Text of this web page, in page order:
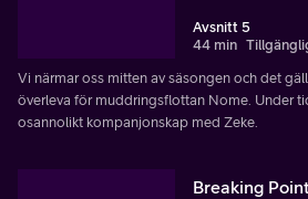
Avsnitt 5
44 min
Vi närmar oss mitten av säsongen och det
överleva för muddringsflottan Nome. Under
osannolikt kompanjonskap med Zeke.
Breaking Point